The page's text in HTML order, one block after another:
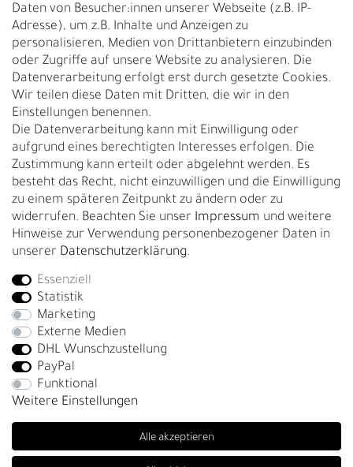
UNTERNEHMEN
Nachhaltigkeit
Kontakt
Über uns
Rückgabe
Gürtelgröße messen
Garantie
GESCHÄFTSKUNDEN & HÄNDLER
B2B Geschäftskunden
Bei Fragen wenden Sie sich direkt an unser Service-Team.
+4917663727338
Montag - Freitag, 09:00 - 14:00
info@fronhofer.com
Gürtelmanufaktur Fronhofer, 93053 Regensburg, Nelkenweg 3b
Daten von Besucher:innen unserer Webseite (z.B. IP-
Adresse), um z.B. Inhalte und Anzeigen zu
personalisieren, Medien von Drittanbietern einzubinden
oder Zugriffe auf unsere Website zu analysieren. Die
Datenverarbeitung erfolgt erst durch gesetzte Cookies.
Wir teilen diese Daten mit Dritten, die wir in den
Einstellungen benennen.
Die Datenverarbeitung kann mit Einwilligung oder
aufgrund eines berechtigten Interesses erfolgen. Die
Zustimmung kann erteilt oder abgelehnt werden. Es
besteht das Recht, nicht einzuwilligen und die Einwilligung
zu einem späteren Zeitpunkt zu ändern oder zu
widerrufen. Beachten Sie unser Impressum und weitere
Hinweise zur Verwendung personenbezogener Daten in
unserer Daten­schutz­erklärung.
Essenziell
Statistik
Marketing
Externe Medien
DHL Wunschzustellung
PayPal
Funktional
Weitere Einstellungen
Alle akzeptieren